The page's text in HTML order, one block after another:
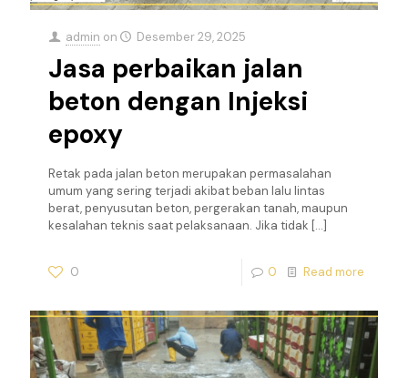
admin on Desember 29, 2025
Jasa perbaikan jalan
beton dengan Injeksi
epoxy
Retak pada jalan beton merupakan permasalahan
umum yang sering terjadi akibat beban lalu lintas
berat, penyusutan beton, pergerakan tanah, maupun
kesalahan teknis saat pelaksanaan. Jika tidak […]
0 0 Read more